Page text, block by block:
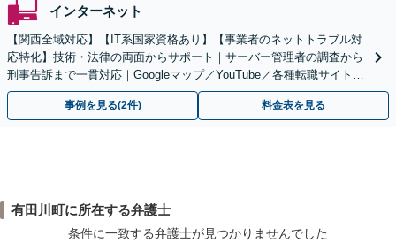
インターネット
【関西全域対応】【IT系国家資格あり】【事業者のネットトラブル対
応特化】技術・法律の両面からサポート｜サーバー管理者の調査から
刑事告訴まで一貫対応｜Googleマップ／YouTube／各種転職サイトに
特化
事例を見る(2件) 料金表を見る
有田川町に所在する弁護士
条件に一致する弁護士が見つかりませんでした